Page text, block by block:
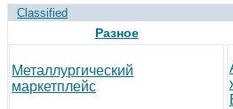
Classified
Разное
Металлургический
маркетплейс